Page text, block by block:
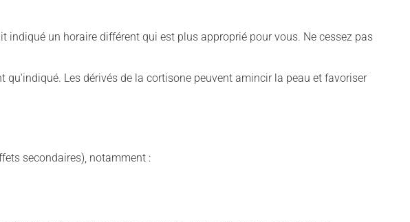
un horaire différent qui est plus approprié pour vous. Ne cessez pas
Les dérivés de la cortisone peuvent amincir la peau et favoriser
secondaires), notamment :